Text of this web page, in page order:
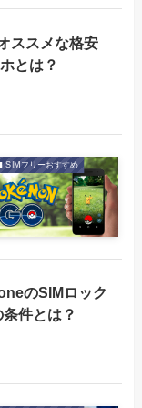
ススメな格安
とは？
SIMフリーおすすめ
のSIMロック
件とは？